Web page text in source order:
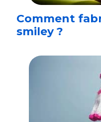
Comment
smiley ?